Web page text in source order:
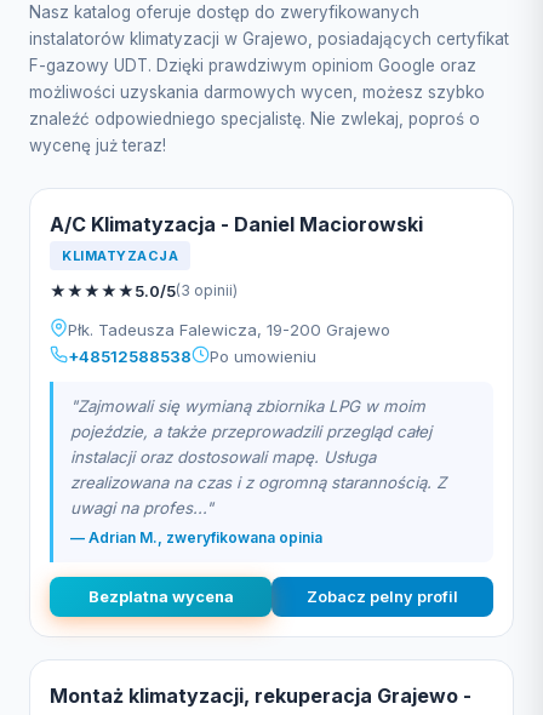
Nasz katalog oferuje dostęp do zweryfikowanych
instalatorów klimatyzacji w Grajewo, posiadających certyfikat
F-gazowy UDT. Dzięki prawdziwym opiniom Google oraz
możliwości uzyskania darmowych wycen, możesz szybko
znaleźć odpowiedniego specjalistę. Nie zwlekaj, poproś o
wycenę już teraz!
A/C Klimatyzacja - Daniel Maciorowski
KLIMATYZACJA
★★★★★5.0/5(3 opinii)
Płk. Tadeusza Falewicza, 19-200 Grajewo
+48512588538
Po umowieniu
"Zajmowali się wymianą zbiornika LPG w moim
pojeździe, a także przeprowadzili przegląd całej
instalacji oraz dostosowali mapę. Usługa
zrealizowana na czas i z ogromną starannością. Z
uwagi na profes..."
— Adrian M., zweryfikowana opinia
Bezplatna wycena Zobacz pelny profil
Montaż klimatyzacji, rekuperacja Grajewo -